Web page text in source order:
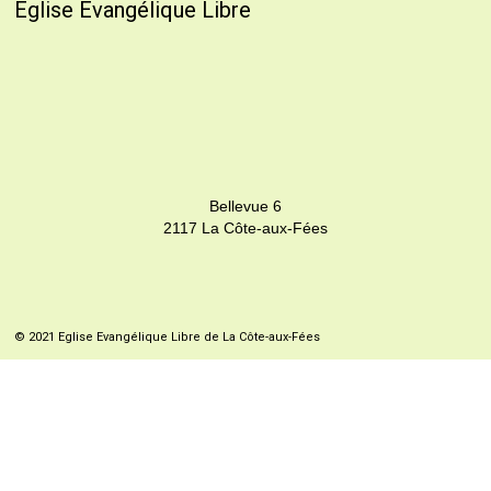
Bellevue 6
2117 La Côte-aux-Fées
Eglise Evangélique Libre
© 2021 Eglise Evangélique Libre de La Côte-aux-Fées